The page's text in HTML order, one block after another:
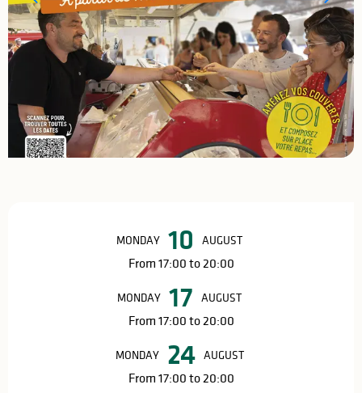
MONDAY 10 AUGUST
From 17:00 to 20:00
MONDAY 17 AUGUST
From 17:00 to 20:00
MONDAY 24 AUGUST
From 17:00 to 20:00